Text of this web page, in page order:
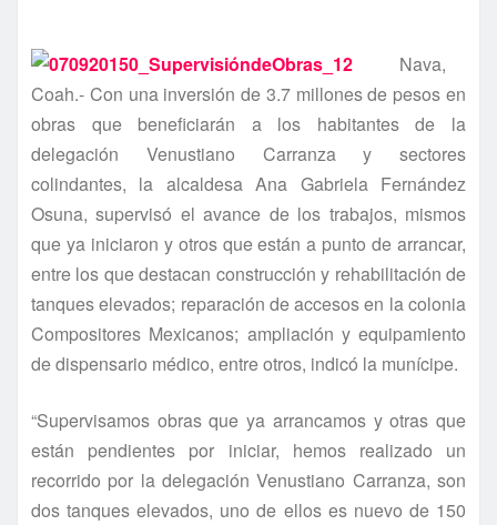
Nava,
Coah.- Con una inversión de 3.7 millones de pesos en
obras que beneficiarán a los habitantes de la
delegación Venustiano Carranza y sectores
colindantes, la alcaldesa Ana Gabriela Fernández
Osuna, supervisó el avance de los trabajos, mismos
que ya iniciaron y otros que están a punto de arrancar,
entre los que destacan construcción y rehabilitación de
tanques elevados; reparación de accesos en la colonia
Compositores Mexicanos; ampliación y equipamiento
de dispensario médico, entre otros, indicó la muní­cipe.
“Supervisamos obras que ya arrancamos y otras que
están pendientes por iniciar, hemos realizado un
recorrido por la delegación Venustiano Carranza, son
dos tanques elevados, uno de ellos es nuevo de 150